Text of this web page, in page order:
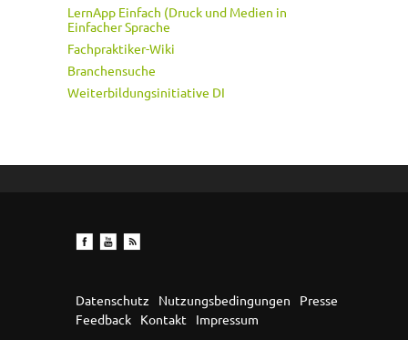
LernApp Einfach (Druck und Medien in
Einfacher Sprache
Fachpraktiker-Wiki
Branchensuche
Weiterbildungsinitiative DI
Datenschutz Nutzungsbedingungen
Presse
Feedback
Kontakt Impressum